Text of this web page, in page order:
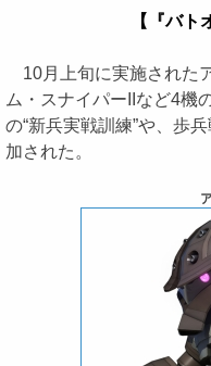
【『バト
10月上旬に実施された
ム・スナイパーIIなど4機
の“新兵実戦訓練”や、歩
加された。